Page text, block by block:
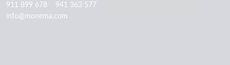
911 899 678
941 363 577
info@monema.com